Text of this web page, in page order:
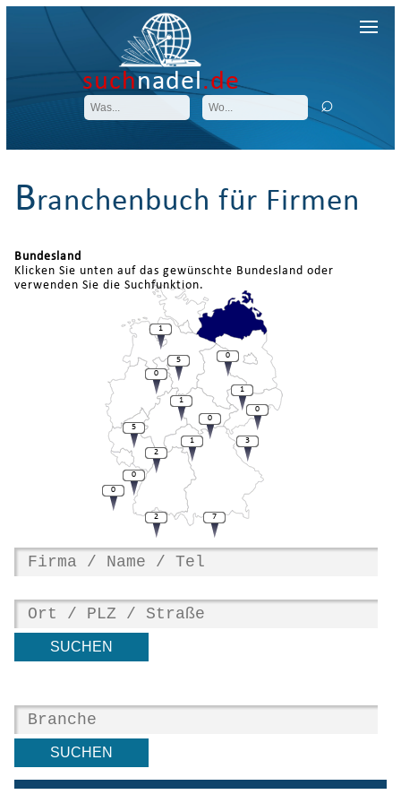
suchnadel.de
Branchenbuch für Firmen
Bundesland
Klicken Sie unten auf das gewünschte Bundesland oder
verwenden Sie die Suchfunktion.
3
0
5
1
0
0
5
1
0
1
0
2
0
2
1
7